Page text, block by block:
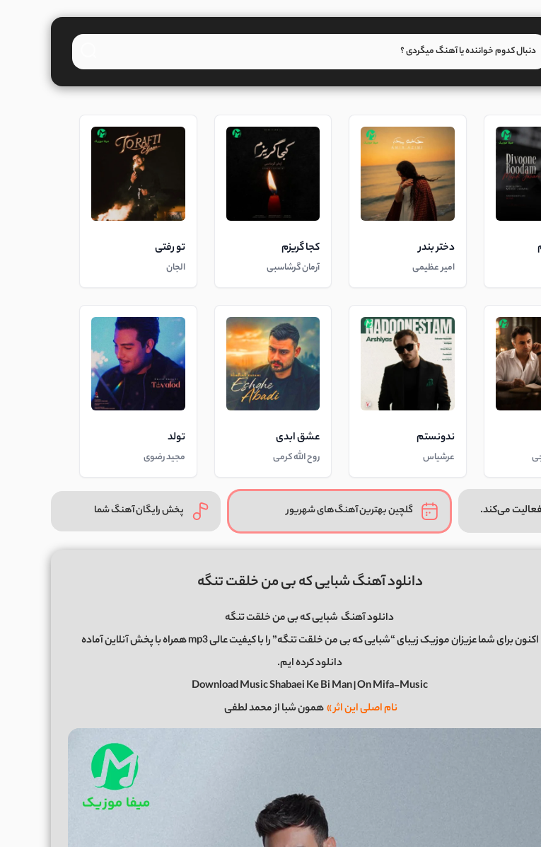
دختر بندر
امیر عظیمی
کجا گریزم
آرمان گرشاسبی
تو رفتی
الجان
ندونستم
عرشیاس
عشق ابدی
روح الله کرمی
تولد
مجید رضوی
می‌کند. گلچین بهترین آهنگ‌های شهریور پخش رایگان آهنگ شما
دانلود آهنگ شبایی که بی من خلقت تنگه
دانلود آهنگ شبایی که بی من خلقت تنگه
اکنون برای شما عزیزان موزیک زیبای “شبایی که بی من خلقت تنگه” را با کیفیت عالی mp3 همراه با پخش آنلاین آماده
دانلود کرده ایم.
Download Music Shabaei Ke Bi Man | On Mifa-Music
نام اصلی این اثر »همون شبا از محمد لطفی